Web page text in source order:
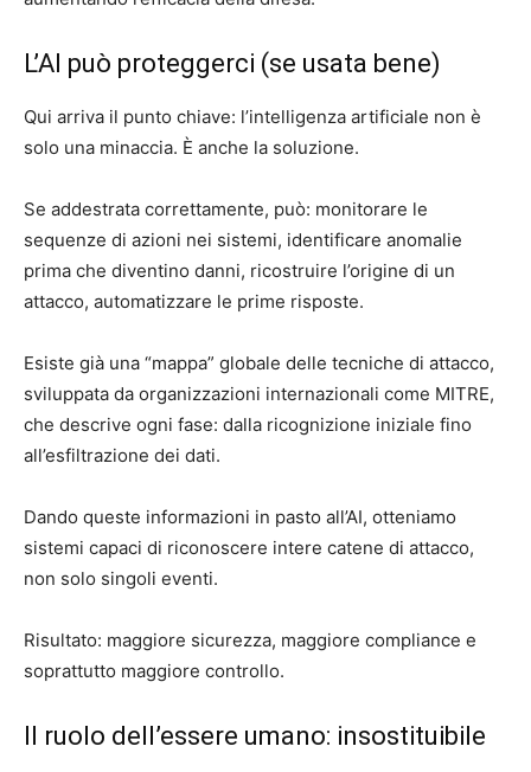
L’AI può proteggerci (se usata bene)
Qui arriva il punto chiave: l’intelligenza artificiale non è
solo una minaccia. È anche la soluzione.
Se addestrata correttamente, può: monitorare le
sequenze di azioni nei sistemi, identificare anomalie
prima che diventino danni, ricostruire l’origine di un
attacco, automatizzare le prime risposte.
Esiste già una “mappa” globale delle tecniche di attacco,
sviluppata da organizzazioni internazionali come MITRE,
che descrive ogni fase: dalla ricognizione iniziale fino
all’esfiltrazione dei dati.
Dando queste informazioni in pasto all’AI, otteniamo
sistemi capaci di riconoscere intere catene di attacco,
non solo singoli eventi.
Risultato: maggiore sicurezza, maggiore compliance e
soprattutto maggiore controllo.
Il ruolo dell’essere umano: insostituibile